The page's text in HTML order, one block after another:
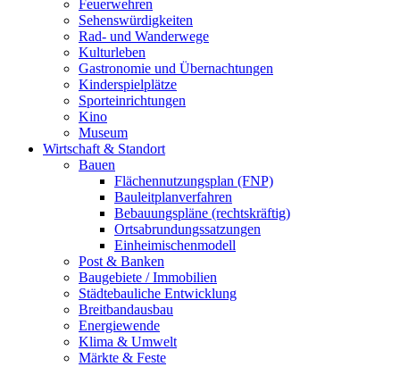
Feuerwehren
Sehenswürdigkeiten
Rad- und Wanderwege
Kulturleben
Gastronomie und Übernachtungen
Kinderspielplätze
Sporteinrichtungen
Kino
Museum
Wirtschaft & Standort
Bauen
Flächennutzungsplan (FNP)
Bauleitplanverfahren
Bebauungspläne (rechtskräftig)
Ortsabrundungssatzungen
Einheimischenmodell
Post & Banken
Baugebiete / Immobilien
Städtebauliche Entwicklung
Breitbandausbau
Energiewende
Klima & Umwelt
Märkte & Feste